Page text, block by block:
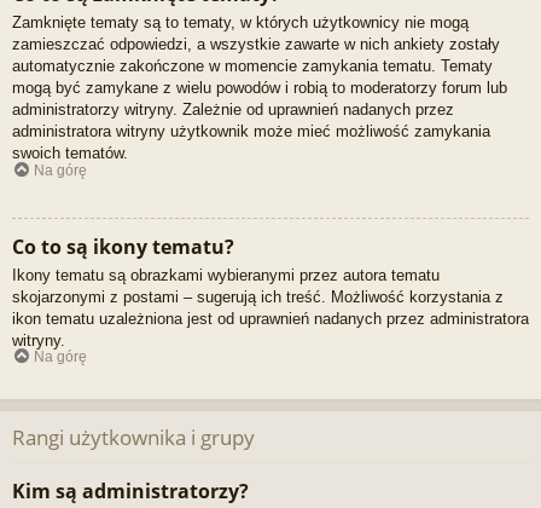
Zamknięte tematy są to tematy, w których użytkownicy nie mogą
zamieszczać odpowiedzi, a wszystkie zawarte w nich ankiety zostały
automatycznie zakończone w momencie zamykania tematu. Tematy
mogą być zamykane z wielu powodów i robią to moderatorzy forum lub
administratorzy witryny. Zależnie od uprawnień nadanych przez
administratora witryny użytkownik może mieć możliwość zamykania
swoich tematów.
Na górę
Co to są ikony tematu?
Ikony tematu są obrazkami wybieranymi przez autora tematu
skojarzonymi z postami – sugerują ich treść. Możliwość korzystania z
ikon tematu uzależniona jest od uprawnień nadanych przez administratora
witryny.
Na górę
Rangi użytkownika i grupy
Kim są administratorzy?